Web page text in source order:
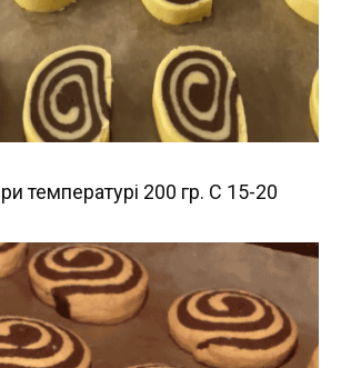
температурі 200 гр. С 15-20